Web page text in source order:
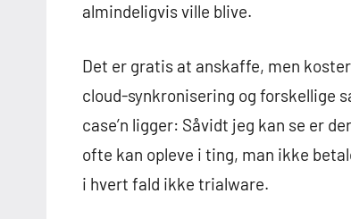
almindeligvis ville blive.
Det er gratis at anskaffe, men
cloud-synkronisering og forskellige
case’n ligger: Såvidt jeg kan se er
ofte kan opleve i ting, man ikke
i hvert fald ikke trialware.